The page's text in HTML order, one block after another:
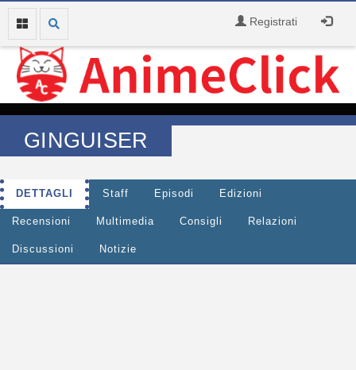
Registrati
GINGUISER
DETTAGLI Staff Episodi Edizioni
Recensioni Multimedia Consigli Relazioni
Discussioni Notizie